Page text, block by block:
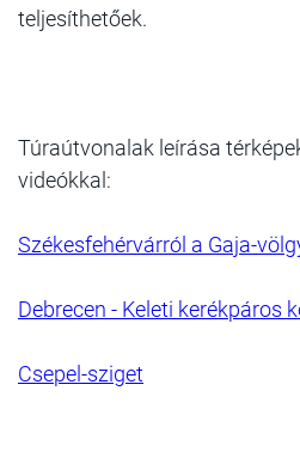
teljesíthetőek.
Túraútvonalak leírása
videókkal:
Székesfehérvárról a Gaja-
Debrecen - Keleti kerékpáros
Csepel-sziget